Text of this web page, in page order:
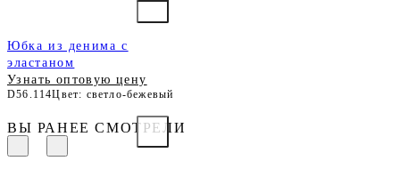
Юбка из денима с
эластаном
Узнать оптовую цену
D56.114Цвет: светло-бежевый
ВЫ РАНЕЕ СМОТРЕЛИ